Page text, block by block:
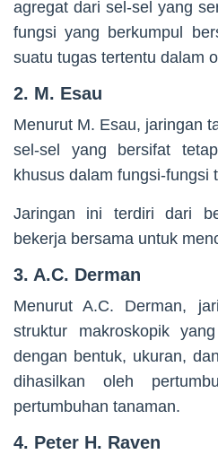
agregat dari sel-sel yang
fungsi yang berkumpul
suatu tugas tertentu dalam
2. M. Esau
Menurut M. Esau, jaringan
sel-sel yang bersifat
khusus dalam fungsi-fungsi
Jaringan ini terdiri dari
bekerja bersama untuk
3. A.C. Derman
Menurut A.C. Derman,
struktur makroskopik
dengan bentuk, ukuran,
dihasilkan oleh
pertumbuhan tanaman.
4. Peter H. Raven